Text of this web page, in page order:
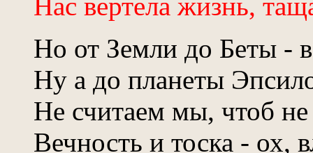
Но от Земли до Беты -
Ну а до планеты
Не считаем мы, чтоб
Вечность и тоска - ох,